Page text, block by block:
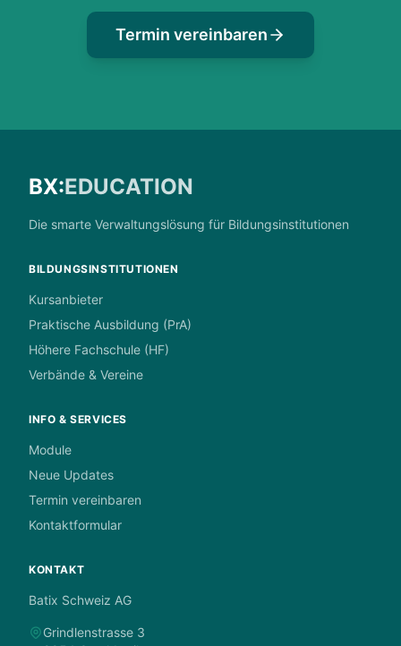
Termin vereinbaren
BX:EDUCATION
Die smarte Verwaltungslösung für Bildungsinstitutionen
BILDUNGSINSTITUTIONEN
Kursanbieter
Praktische Ausbildung (PrA)
Höhere Fachschule (HF)
Verbände & Vereine
INFO & SERVICES
Module
Neue Updates
Termin vereinbaren
Kontaktformular
KONTAKT
Batix Schweiz AG
Grindlenstrasse 3